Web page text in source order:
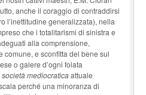
anche il coraggio di contraddirsi
l’inettitudine generalizzata), nella
che i totalitarismi di sinistra e
alla comprensione,
comune, e sconfitta del bene sul
o galere d’ogni folata
società mediocraticaattuale
perché una minoranza di